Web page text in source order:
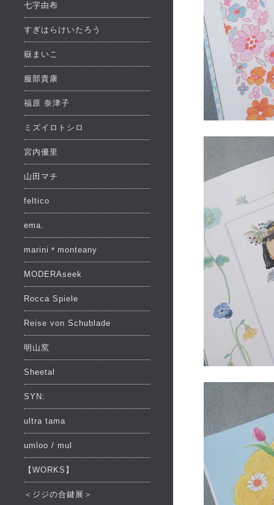
七字由布
すぎはらけいたろう
嶽まいこ
服部貴康
福原 奈津子
ミズイロトシロ
宮内優里
山田マチ
feltico
ema.
marini＊monteany
MODERAseek
Rocca Spiele
Reise von Schublade
明山窯
Sheetal
SYN:
ultra tama
umloo / mul
【WORKS】
＜ジジの合鍵展＞